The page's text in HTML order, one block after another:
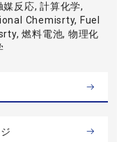
反応, 計算化学,
Chemisrty, Fuel
燃料電池, 物理化